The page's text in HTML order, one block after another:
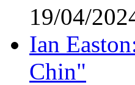
19/04/
Ian
Chin"